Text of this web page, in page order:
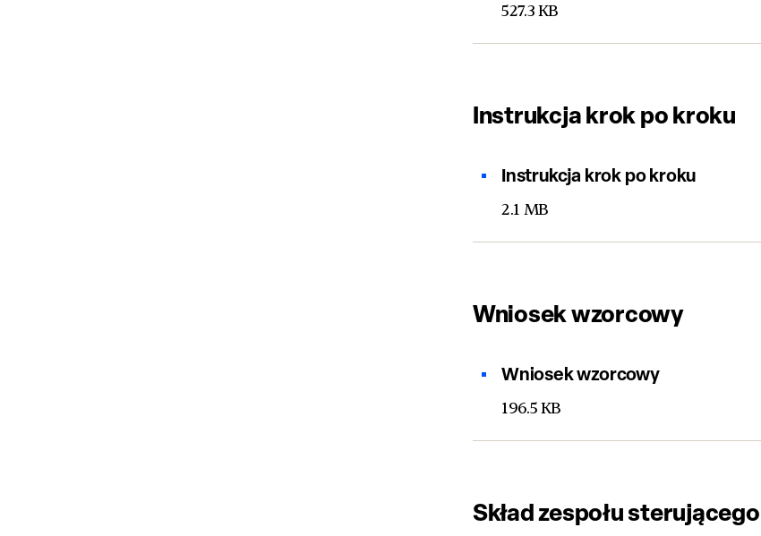
527.3 KB
Instrukcja krok po kroku
Instrukcja krok po kroku
2.1 MB
Wniosek wzorcowy
Wniosek wzorcowy
196.5 KB
Skład zespołu sterującego